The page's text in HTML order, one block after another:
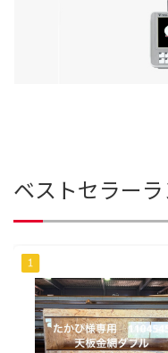
ベストセラー